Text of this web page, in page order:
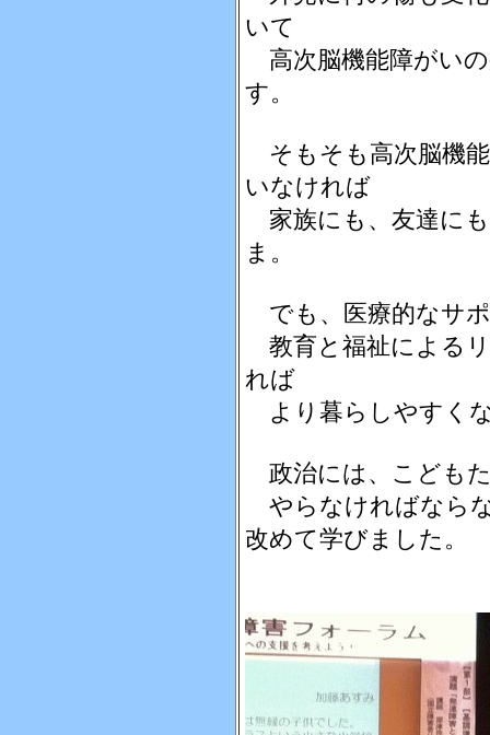
いて
高次脳機能障がい
す。
そもそも高次脳機
いなければ
家族にも、友達に
ま。
でも、医療的なサ
教育と福祉による
れば
より暮らしやすく
政治には、こども
やらなければなら
改めて学びました。